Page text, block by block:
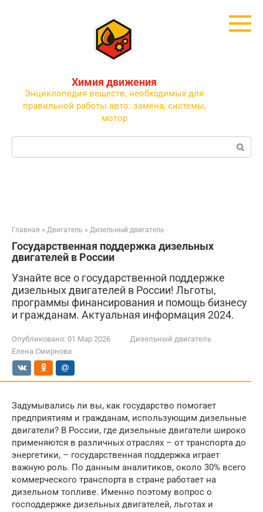
Химия движения
Энциклопедия веществ, необходимых для
правильной работы авто: замена, системы,
мотор
Поиск:
Главная » Двигатель » Дизельный двигатель
Государственная поддержка дизельных
двигателей в России
Узнайте все о государственной поддержке
дизельных двигателей в России! Льготы,
программы финансирования и помощь бизнесу
и гражданам. Актуальная информация 2024.
Опубликовано: 01 Мар 2026
Дизельный двигатель
Елена Смирнова
Задумывались ли вы, как государство помогает
предприятиям и гражданам, использующим дизельные
двигатели? В России, где дизельные двигатели широко
применяются в различных отраслях – от транспорта до
энергетики, – государственная поддержка играет
важную роль. По данным аналитиков, около 30% всего
коммерческого транспорта в стране работает на
дизельном топливе. Именно поэтому вопрос о
господдержке дизельных двигателей, льготах и